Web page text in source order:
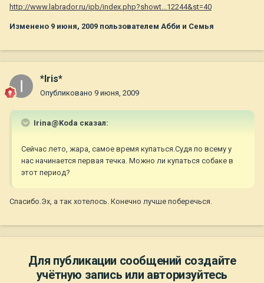
http://www.labrador.ru/ipb/index.php?showt...12244&st=40
Изменено 9 июня, 2009 пользователем Абби и Семья
*Iris*
Опубликовано 9 июня, 2009
Irina@Koda сказал:
Сейчас лето, жара, самое время купаться.Судя по всему у
нас начинается первая течка. Можно ли купаться собаке в
этот период?
Спасибо.Эх, а так хотелось. Конечно лучше поберечься.
Для публикации сообщений создайте
учётную запись или авторизуйтесь